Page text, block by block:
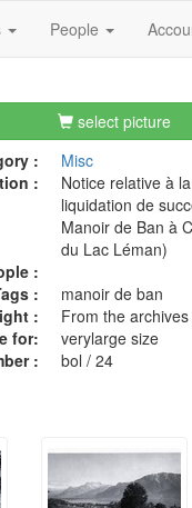
People
select picture
:
Misc
:
Notice relative à
liquidation de
Manoir de Ban à
du Lac Léman)
:
:
manoir de ban
:
From the
for:
verylarge size
:
bol / 24